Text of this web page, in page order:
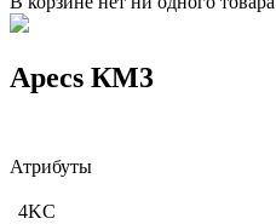
Apecs КM3
Атрибуты
4KC